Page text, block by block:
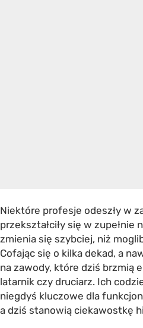
Niektóre profesje odeszły w
przekształciły się w zupełnie
zmienia się szybciej, niż
Cofając się o kilka dekad, a
na zawody, które dziś brzmią
latarnik czy druciarz. Ich
niegdyś kluczowe dla
a dziś stanowią ciekawostkę